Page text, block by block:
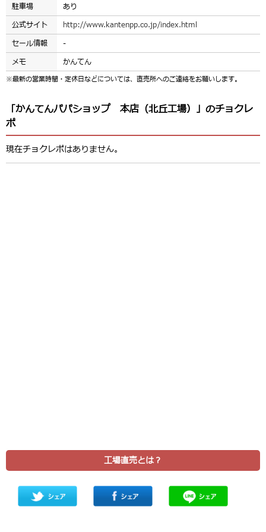
駐車場
あり
公式サイト
http://www.kantenpp.co.jp/index.html
セール情報
-
メモ
かんてん
※最新の営業時間・定休日などについては、直売所へのご連絡をお願いします。
「かんてんパパショップ 本店（北丘工場）」のチョクレ
ポ
現在チョクレポはありません。
工場直売とは？